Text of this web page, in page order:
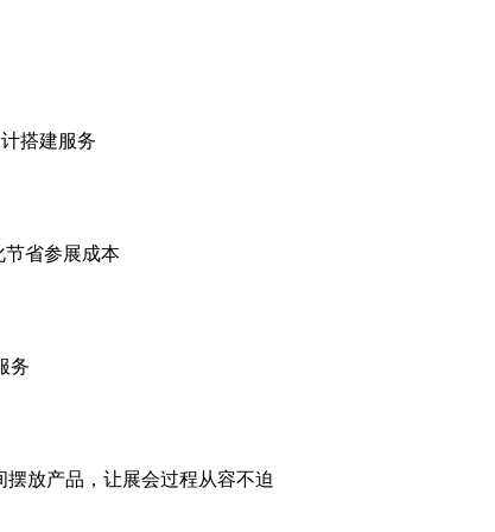
搭建服务
节省参展成本
务
放产品，让展会过程从容不迫